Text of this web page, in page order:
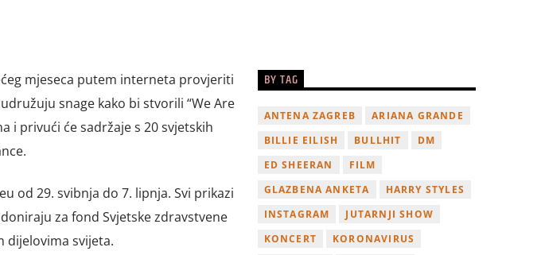
mjeseca putem interneta provjeriti
snage kako bi stvorili “We Are
i privući će sadržaje s 20 svjetskih
od 29. svibnja do 7. lipnja. Svi prikazi
za fond Svjetske zdravstvene
dijelovima svijeta.
BY TAG
ANTENA ZAGREB
ARIANA GRANDE
BILLIE EILISH
BULLHIT
DM
ED SHEERAN
FILM
GLAZBENA ANKETA
HARRY STYLES
INSTAGRAM
JUTARNJI SHOW
KONCERT
KORONAVIRUS